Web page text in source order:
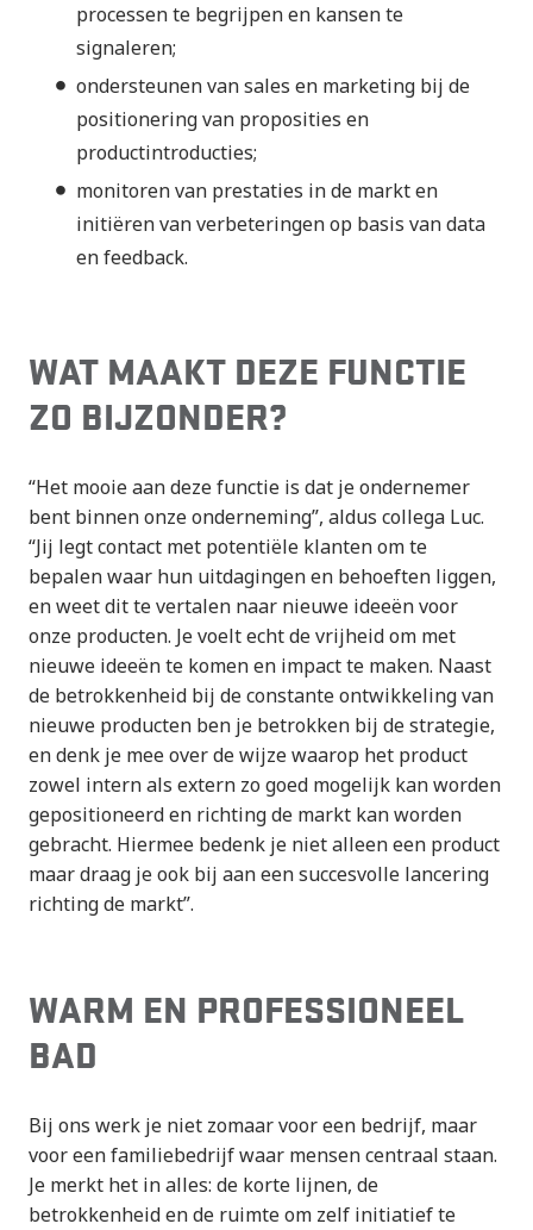
processen te begrijpen en kansen te
signaleren;
ondersteunen van sales en marketing bij de
positionering van proposities en
productintroducties;
monitoren van prestaties in de markt en
initiëren van verbeteringen op basis van data
en feedback.
WAT MAAKT DEZE FUNCTIE
ZO BIJZONDER?
“Het mooie aan deze functie is dat je ondernemer
bent binnen onze onderneming”, aldus collega Luc.
“Jij legt contact met potentiële klanten om te
bepalen waar hun uitdagingen en behoeften liggen,
en weet dit te vertalen naar nieuwe ideeën voor
onze producten. Je voelt echt de vrijheid om met
nieuwe ideeën te komen en impact te maken. Naast
de betrokkenheid bij de constante ontwikkeling van
nieuwe producten ben je betrokken bij de strategie,
en denk je mee over de wijze waarop het product
zowel intern als extern zo goed mogelijk kan worden
gepositioneerd en richting de markt kan worden
gebracht. Hiermee bedenk je niet alleen een product
maar draag je ook bij aan een succesvolle lancering
richting de markt”.
WARM EN PROFESSIONEEL
BAD
Bij ons werk je niet zomaar voor een bedrijf, maar
voor een familiebedrijf waar mensen centraal staan.
Je merkt het in alles: de korte lijnen, de
betrokkenheid en de ruimte om zelf initiatief te